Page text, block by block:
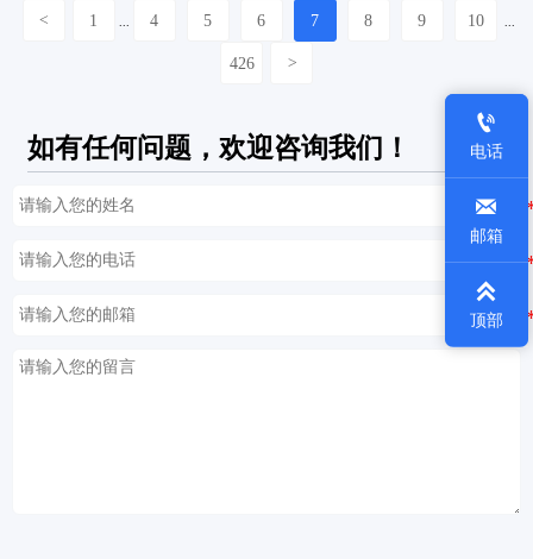
< 1 4 5 6 7 8 9 10
426 >
如有任何问题，欢迎咨询我们！

电话

邮箱

顶部